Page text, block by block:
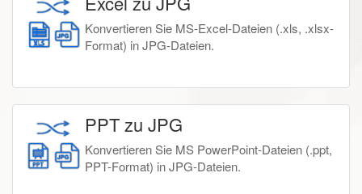
Konvertieren Sie MS-Excel-Dateien (.xls, .xlsx-
Format) in JPG-Dateien.
PPT zu JPG
Konvertieren Sie MS PowerPoint-Dateien (.ppt,
PPT-Format) in JPG-Dateien.